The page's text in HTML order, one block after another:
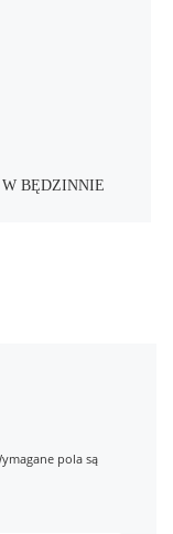
BĘDZINNIE
pola są